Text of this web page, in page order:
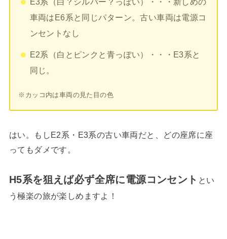
車両はE6系と同じパターン。古い車両は電源コ
ンセントなし
E2系（白とピンクと青っぽい）・・・E3系と
同じ。
※カッコ内は車両の見た目の色
はい。もしE2系・E3系の古い車両だと、どの座席に座
ってもダメです。
H5系を狙えば必ず全席に電源コンセント とい
う極楽の旅が楽しめますよ！